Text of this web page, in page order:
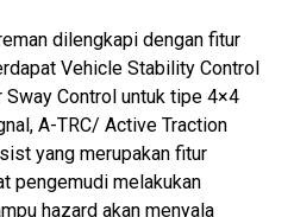
dilengkapi dengan fitur
Vehicle Stability Control
Sway Control untuk tipe 4×4
A-TRC/ Active Traction
yang merupakan fitur
pengemudi melakukan
hazard akan menyala